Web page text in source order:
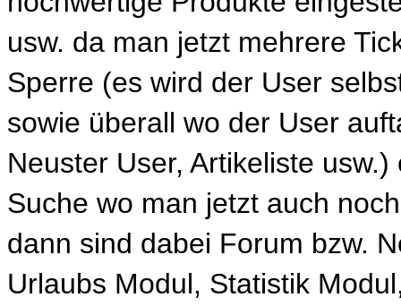
usw. da man jetzt mehrere
Sperre (es wird der User
sowie überall wo der User
Neuster User, Artikeliste
Suche wo man jetzt auch
dann sind dabei Forum bzw.
Urlaubs Modul, Statistik